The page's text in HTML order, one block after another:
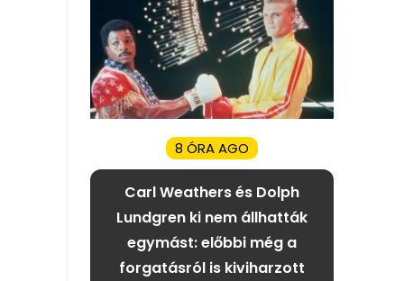
8 ÓRA AGO
Carl Weathers és Dolph
Lundgren ki nem állhatták
egymást: előbbi még a
forgatásról is kiviharzott